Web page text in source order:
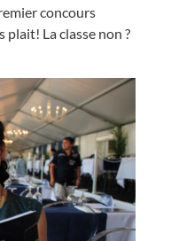
concours
plait! La classe non ?